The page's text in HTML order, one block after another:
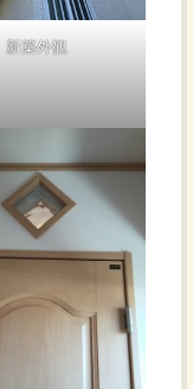
新築外観